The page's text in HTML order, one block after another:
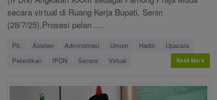
secara virtual di Ruang Kerja Bupati, Senin
(28/7/25).Prosesi pelan ....
Plt. Asisten Administrasi Umum Hadiri
Upacara
Pelantikan
IPDN Secara Virtual Read More